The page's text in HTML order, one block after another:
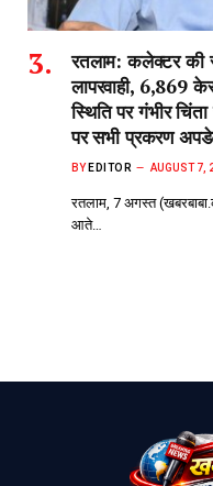
रतलाम: कलेक्टर की
लापरवाही, 6,869
स्थिति पर गंभीर
पर सभी प्रकरण
BY EDITOR AUGUST 7,
रतलाम, 7 अगस्त
आते…